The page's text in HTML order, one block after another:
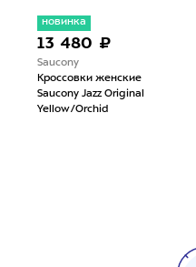
новинка
13 480 ₽
Saucony
Кроссовки женские
Saucony Jazz Original
Yellow/Orchid